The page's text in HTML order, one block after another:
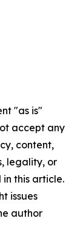
"as is"
accept any
content,
legality, or
this article.
issues
author